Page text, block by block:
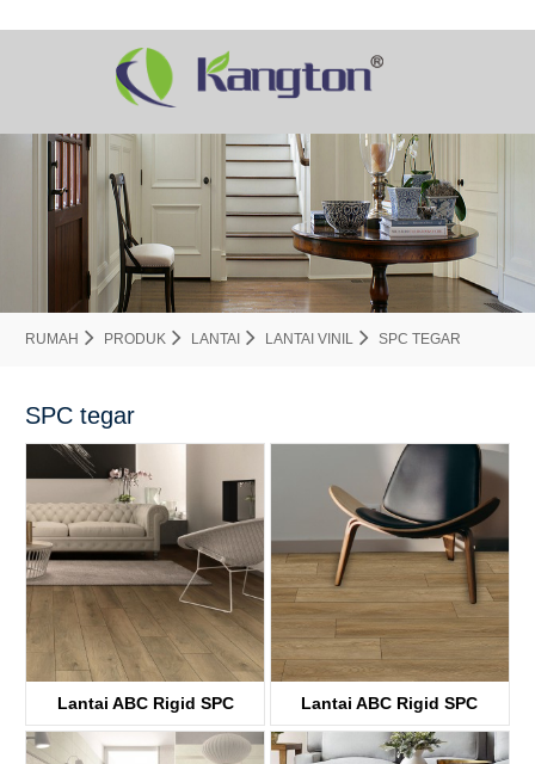
RUMAH PRODUK LANTAI LANTAI VINIL SPC TEGAR
SPC tegar
Lantai ABC Rigid SPC
KTV8033
Lantai ABC Rigid SPC
KTV8034